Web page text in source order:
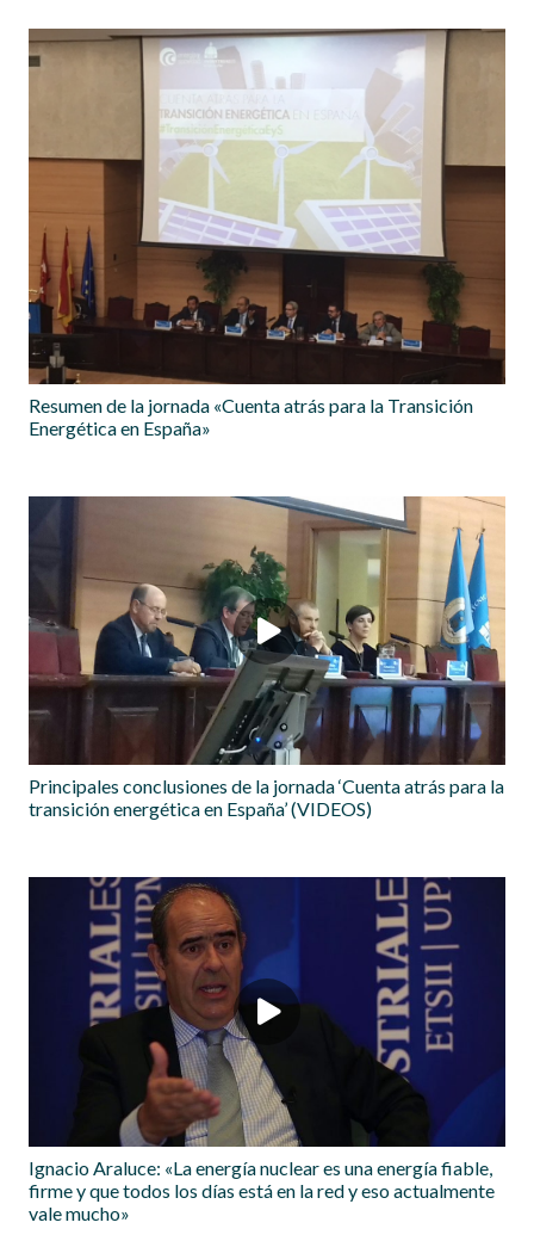
Resumen de la jornada «Cuenta atrás para la Transición
Energética en España»
Principales conclusiones de la jornada ‘Cuenta atrás para la
transición energética en España’ (VIDEOS)
Ignacio Araluce: «La energía nuclear es una energía fiable,
firme y que todos los días está en la red y eso actualmente
vale mucho»